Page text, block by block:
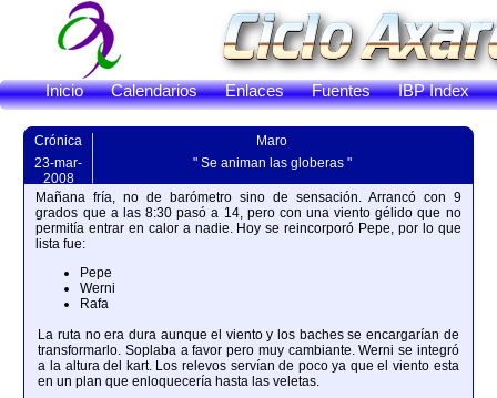
Inicio Calendarios Enlaces Fuentes IBP Index
Crónica
23-mar-
2008
Maro
" Se animan las globeras "
Mañana fría, no de barómetro sino de sensación. Arrancó con 9
grados que a las 8:30 pasó a 14, pero con una viento gélido que no
permitía entrar en calor a nadie. Hoy se reincorporó Pepe, por lo que
lista fue:
Pepe
Werni
Rafa
La ruta no era dura aunque el viento y los baches se encargarían de
transformarlo. Soplaba a favor pero muy cambiante. Werni se integró
a la altura del kart. Los relevos servían de poco ya que el viento esta
en un plan que enloquecería hasta las veletas.